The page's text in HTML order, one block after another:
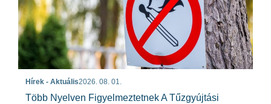
Hírek - Aktuális2026. 08. 01.
Több Nyelven Figyelmeztetnek A Tűzgyújtási